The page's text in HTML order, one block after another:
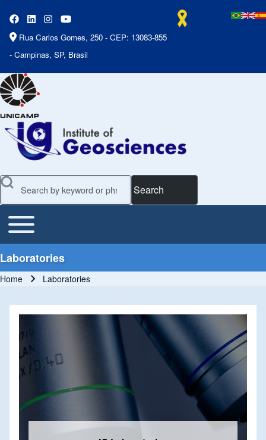
Rua Carlos Gomes, 250 - CEP: 13083-855
- Campinas, SP, Brasil
Search
Main Menu
Toggle main menu
Laboratories
Home Laboratories